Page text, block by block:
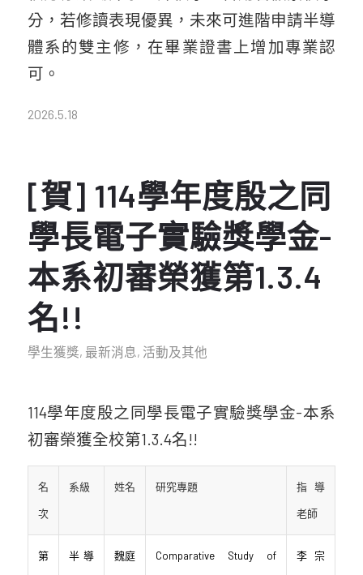
分，若修讀表現優異，未來可進階申請半導
體系的雙主修，在畢業證書上增加專業認
可。
2026.5.18
[賀] 114學年度殷之同
學長電子實驗獎學金-
本系初審榮獲第1.3.4
名!!
學生獲獎, 最新消息, 活動及其他
114學年度殷之同學長電子實驗獎學金-本系
初審榮獲全校第1.3.4名!!
名
次
系級 姓名 研究專題 指導
老師
第 半導 魏庭 Comparative Study of 李宗